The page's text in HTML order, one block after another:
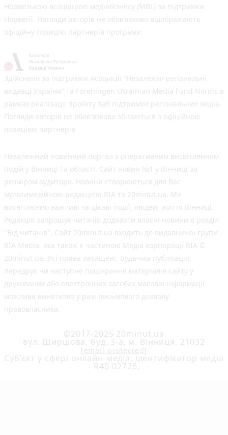
Норвезькою асоціацією медіабізнесу (MBL) за підтримки
Норвегії. Погляди авторів не обов’язково відображають
офіційну позицію партнерів програми.
Здійснено за підтримки Асоціації “Незалежні регіональні
видавці України” та Foreningen Ukrainian Media Fund Nordic в
рамках реалізації проєкту Хаб підтримки регіональних медіа.
Погляди авторів не обов'язково збігаються з офіційною
позицією партнерів
Незалежний новинний портал з оперативним висвітленням
подій у Вінниці та області. Сайт новин №1 у Вінниці за
розміром аудиторії. Новини створюються для Вас
мультимедійною редакцією RIA та 20minut.ua. Ми
висвітлюємо важливі та цікаві події, людей, життя Вінниці.
Редакція запрошує читачів додавати власні новини в розділ
"Від читачів". Сайт 20minut.ua входить до видавничої групи
RIA Media, яка також є частиною Медіа корпорації RIA ©
20minut.ua. Усі права захищені. Будь-яка публiкацiя,
передрук чи наступне поширення матеріалів сайту у
друкованих або електронних засобах масової інформації
можлива винятково у разі письмового дозволу
правовласника.
©2017-2025 20minut.ua
вул. Ширшова, буд. 3-а, м. Вінниця, 21032
[email protected]
Cуб'єкт у сфері онлайн-медіа; ідентифікатор медіа
- R40-02726.